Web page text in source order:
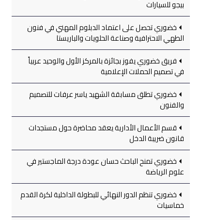
بيجو للسيارات
خضوري تحصل على اعتماد الدبلوم المهني في فنون
الطهي الاحترافية وصناعة الحلويات والباريستا
فريق خضوري يفوز بجائزة بالمركز الأول والوحيد عربياً
في تصميم الحملات الإعلامية
خضوري تطلق مسابقة الشهيد ياسر عرفات للتصميم
والفنون
قسم الأعمال الأدارية يعقد محاضرة حول مستجدات
قانون ضريبة الدخل
خضوري تمنح الباحث حسان عودة درجة الماجستير في
علوم الرياضة
خضوري تنظم الدور النهائي للبطولة الداخلية لكرة القدم
خماسيات